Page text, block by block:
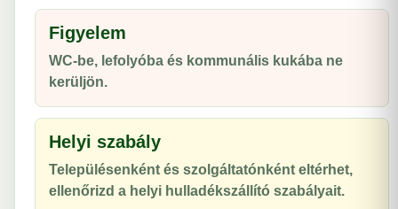
Figyelem
WC-be, lefolyóba és kommunális kukába ne
kerüljön.
Helyi szabály
Településenként és szolgáltatónként eltérhet,
ellenőrizd a helyi hulladékszállító szabályait.